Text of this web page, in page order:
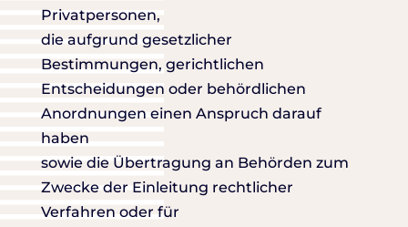
Privatpersonen,
die aufgrund gesetzlicher
Bestimmungen, gerichtlichen
Entscheidungen oder behördlichen
Anordnungen einen Anspruch darauf
haben
sowie die Übertragung an Behörden zum
Zwecke der Einleitung rechtlicher
Verfahren oder für